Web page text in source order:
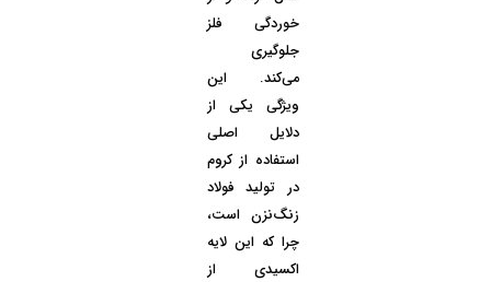
خوردگی فلز
جلوگیری
می‌کند. این
ویژگی یکی از
دلایل اصلی
استفاده از کروم
در تولید فولاد
زنگ‌نزن است،
چرا که این لایه
اکسیدی از